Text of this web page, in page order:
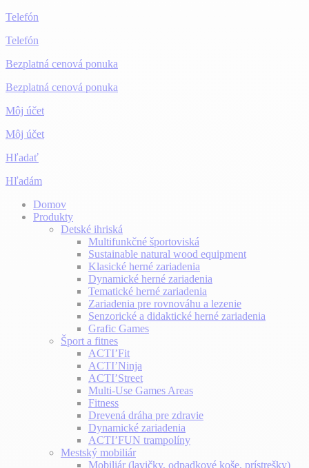
Telefón
Telefón
Bezplatná cenová ponuka
Bezplatná cenová ponuka
Môj účet
Môj účet
Hľadať
Hľadám
Domov
Produkty
Detské ihriská
Multifunkčné športoviská
Sustainable natural wood equipment
Klasické herné zariadenia
Dynamické herné zariadenia
Tematické herné zariadenia
Zariadenia pre rovnováhu a lezenie
Senzorické a didaktické herné zariadenia
Grafic Games
Šport a fitnes
ACTI’Fit
ACTI’Ninja
ACTI’Street
Multi-Use Games Areas
Fitness
Drevená dráha pre zdravie
Dynamické zariadenia
ACTI’FUN trampolíny
Mestský mobiliár
Mobiliár (lavičky, odpadkové koše, prístrešky)